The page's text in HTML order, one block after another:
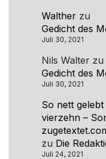
Walther zu
Gedicht des
Juli 30, 2021
Nils Walter zu
Gedicht des
Juli 30, 2021
So nett
vierzehn –
zu Die
Juli 24, 2021